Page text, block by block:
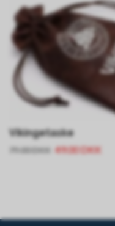
Vikingetaske
79.00 DKK 49.00 DKK